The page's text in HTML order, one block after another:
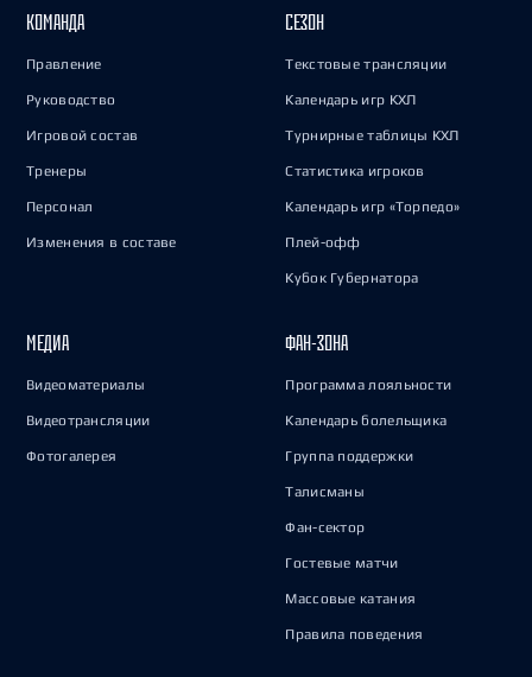
КОМАНДА
Правление
Руководство
Игровой состав
Тренеры
Персонал
Изменения в составе
СЕЗОН
Текстовые трансляции
Календарь игр КХЛ
Турнирные таблицы КХЛ
Статистика игроков
Календарь игр «Торпедо»
Плей-офф
Кубок Губернатора
МЕДИА
Видеоматериалы
Видеотрансляции
Фотогалерея
ФАН-ЗОНА
Программа лояльности
Календарь болельщика
Группа поддержки
Талисманы
Фан-сектор
Гостевые матчи
Массовые катания
Правила поведения